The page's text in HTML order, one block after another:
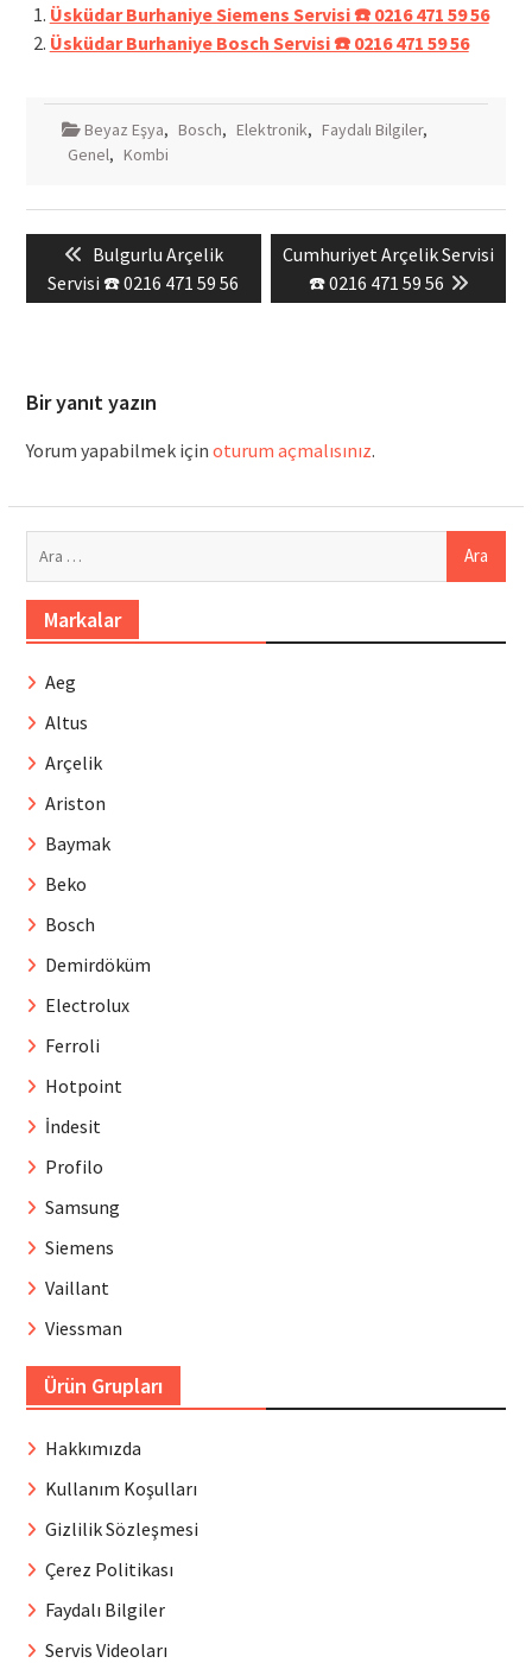
Üsküdar Burhaniye Siemens Servisi ☎️ 0216 471 59 56
Üsküdar Burhaniye Bosch Servisi ☎️ 0216 471 59 56
Beyaz Eşya, Bosch, Elektronik, Faydalı Bilgiler,
Genel, Kombi
gezinmesiPrevious
post:
Bulgurlu Arçelik
Servisi ☎️ 0216 471 59 56
Next
post:
Cumhuriyet Arçelik Servisi
☎️ 0216 471 59 56
Bir yanıt yazın
Yorum yapabilmek için oturum açmalısınız.
Markalar
Aeg
Altus
Arçelik
Ariston
Baymak
Beko
Bosch
Demirdöküm
Electrolux
Ferroli
Hotpoint
İndesit
Profilo
Samsung
Siemens
Vaillant
Viessman
Ürün Grupları
Hakkımızda
Kullanım Koşulları
Gizlilik Sözleşmesi
Çerez Politikası
Faydalı Bilgiler
Servis Videoları